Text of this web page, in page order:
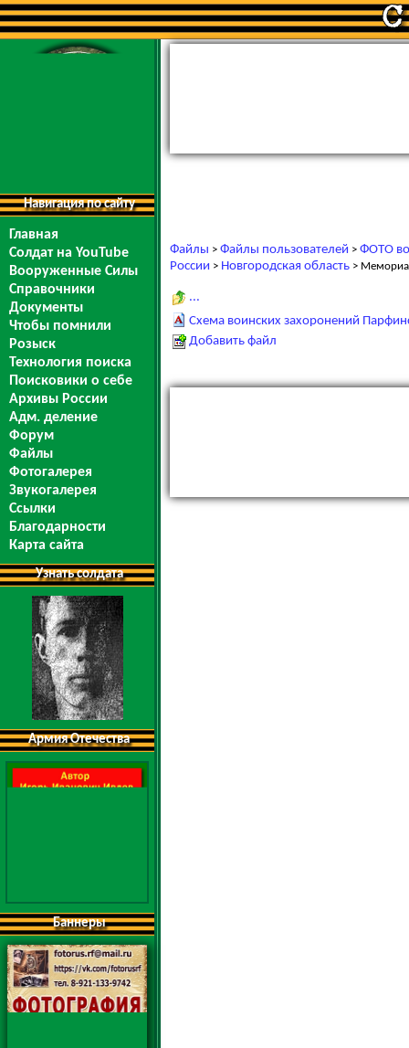
Навигация по сайту
Главная
Солдат на YouTube
Вооруженные Силы
Справочники
Документы
Чтобы помнили
Розыск
Технология поиска
Поисковики о себе
Архивы России
Адм. деление
Форум
Файлы
Фотогалерея
Звукогалерея
Ссылки
Благодарности
Карта сайта
Узнать солдата
Армия Отечества
Баннеры
Файлы > Файлы пользователей > ФОТО
России > Новгородская область >
...
Схема воинских захоронений
Добавить файл